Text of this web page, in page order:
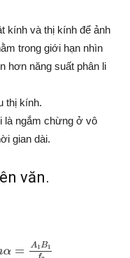
kính và thị kính để ảnh
trong giới hạn nhìn
hơn năng suất phân li
thị kính.
là ngắm chừng ở vô
gian dài.
văn.